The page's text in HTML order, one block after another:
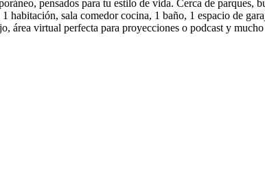
pensados para tu estilo de vida. Cerca de parques,
habitación, sala comedor cocina, 1 baño, 1 espacio de
área virtual perfecta para proyecciones o podcast y mucho